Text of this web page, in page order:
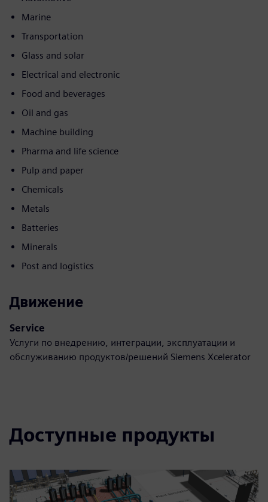
Marine
Transportation
Glass and solar
Electrical and electronic
Food and beverages
Oil and gas
Machine building
Pharma and life science
Pulp and paper
Chemicals
Metals
Batteries
Minerals
Post and logistics
Движение
Service
Услуги по внедрению, интеграции, эксплуатации и
обслуживанию продуктов/решений Siemens Xcelerator
Доступные продукты